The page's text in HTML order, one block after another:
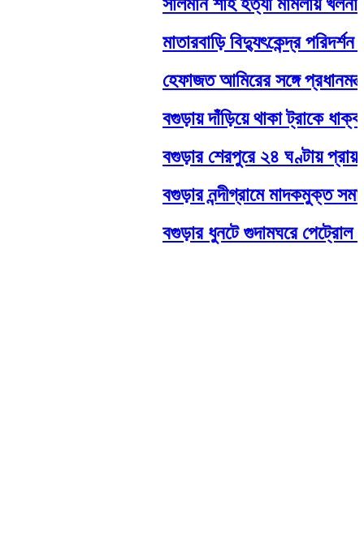
সালমান শাহ হত্যা মামলায় খলনায়ক
মাতারবাড়ি বিদ্যুৎকেন্দ্র পরিদর্শন
হেফাজত আমিরের সঙ্গে প্রধানমন্ত্রী
বগুড়ায় দাঁড়িয়ে থাকা ট্রাকে ধাক্কা,
বগুড়ার শেরপুরে ২৪ ঘণ্টায় প্রায় ১২
বগুড়ার নন্দীগ্রামে মাদকমুক্ত সমাজ
বগুড়ার ধুনটে গুদামঘরে পেট্রোল